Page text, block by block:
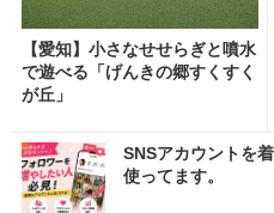
【愛知】小さなせせらぎと噴水
で遊べる「げんきの郷すくすく
が丘」
SNSアカウントを
使ってます。